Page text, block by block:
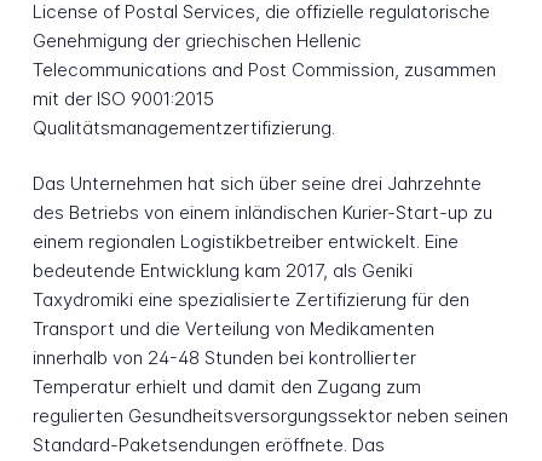
License of Postal Services, die offizielle regulatorische
Genehmigung der griechischen Hellenic
Telecommunications and Post Commission, zusammen
mit der ISO 9001:2015
Qualitätsmanagementzertifizierung.
Das Unternehmen hat sich über seine drei Jahrzehnte
des Betriebs von einem inländischen Kurier-Start-up zu
einem regionalen Logistikbetreiber entwickelt. Eine
bedeutende Entwicklung kam 2017, als Geniki
Taxydromiki eine spezialisierte Zertifizierung für den
Transport und die Verteilung von Medikamenten
innerhalb von 24-48 Stunden bei kontrollierter
Temperatur erhielt und damit den Zugang zum
regulierten Gesundheitsversorgungssektor neben seinen
Standard-Paketsendungen eröffnete. Das